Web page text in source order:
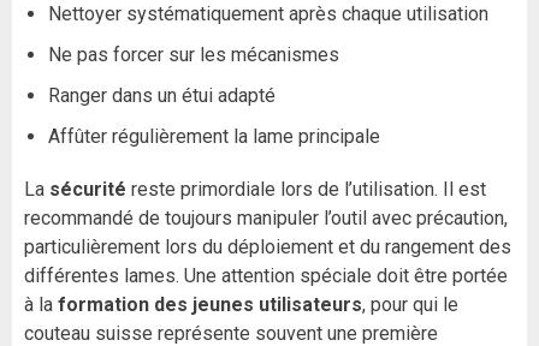
Nettoyer systématiquement après chaque utilisation
Ne pas forcer sur les mécanismes
Ranger dans un étui adapté
Affûter régulièrement la lame principale
La sécurité reste primordiale lors de l’utilisation. Il est
recommandé de toujours manipuler l’outil avec précaution,
particulièrement lors du déploiement et du rangement des
différentes lames. Une attention spéciale doit être portée
à la formation des jeunes utilisateurs, pour qui le
couteau suisse représente souvent une première